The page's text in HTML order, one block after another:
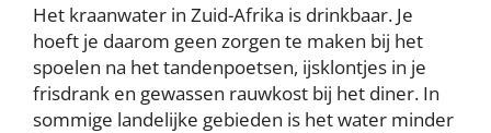
Het kraanwater in Zuid-Afrika is drinkbaar. Je
hoeft je daarom geen zorgen te maken bij het
spoelen na het tandenpoetsen, ijsklontjes in je
frisdrank en gewassen rauwkost bij het diner. In
sommige landelijke gebieden is het water minder